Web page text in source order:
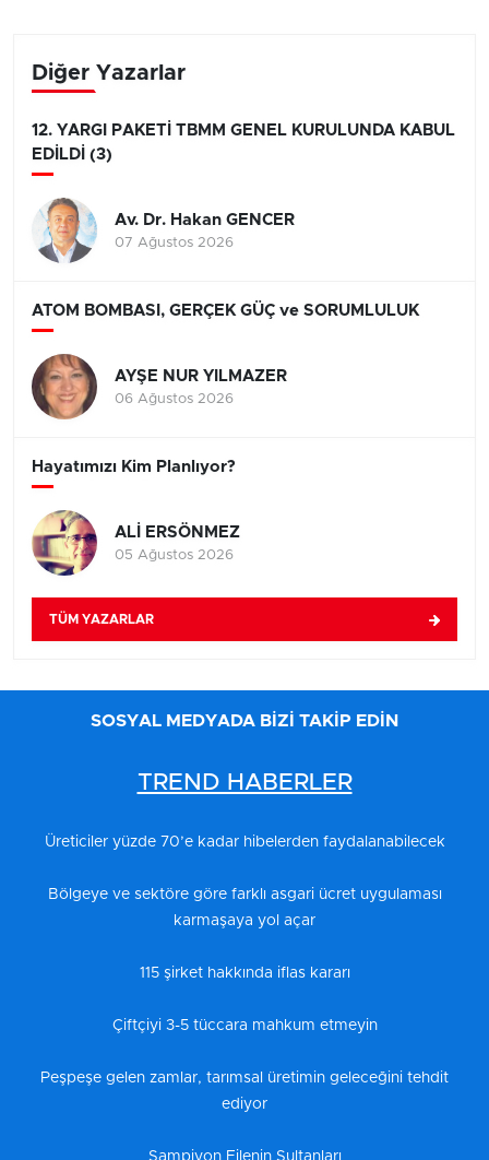
Diğer Yazarlar
12. YARGI PAKETİ TBMM GENEL KURULUNDA KABUL
EDİLDİ (3)
Av. Dr. Hakan GENCER
07 Ağustos 2026
ATOM BOMBASI, GERÇEK GÜÇ ve SORUMLULUK
AYŞE NUR YILMAZER
06 Ağustos 2026
Hayatımızı Kim Planlıyor?
ALİ ERSÖNMEZ
05 Ağustos 2026
TÜM YAZARLAR
SOSYAL MEDYADA BİZİ TAKİP EDİN
TREND HABERLER
Üreticiler yüzde 70’e kadar hibelerden faydalanabilecek
Bölgeye ve sektöre göre farklı asgari ücret uygulaması
karmaşaya yol açar
115 şirket hakkında iflas kararı
Çiftçiyi 3-5 tüccara mahkum etmeyin
Peşpeşe gelen zamlar, tarımsal üretimin geleceğini tehdit
ediyor